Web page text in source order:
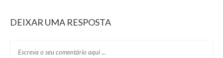
DEIXAR UMA RESPOSTA